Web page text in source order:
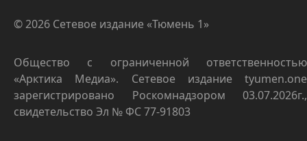
© 2026 Сетевое издание «Тюмень 1»
Общество с ограниченной ответственностью
«Арктика Медиа». Сетевое издание tyumen.one
зарегистрировано Роскомнадзором 03.07.2026г.,
свидетельство Эл № ФС 77-91803